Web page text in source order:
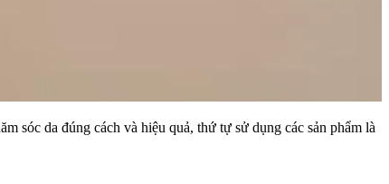
sóc da đúng cách và hiệu quả, thứ tự sử dụng các sản phẩm là